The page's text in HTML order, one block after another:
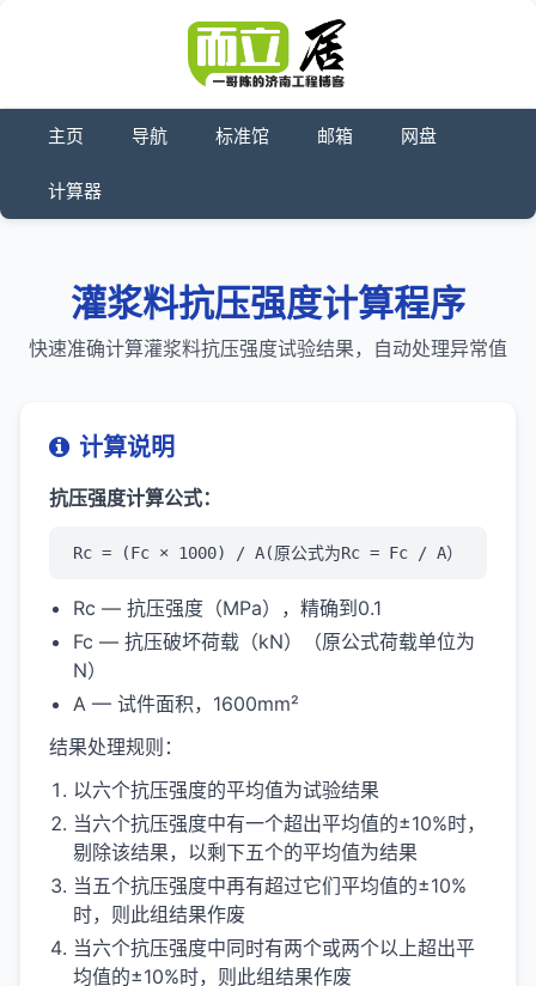
主页 导航 标准馆 邮箱 网盘
计算器
灌浆料抗压强度计算程序
快速准确计算灌浆料抗压强度试验结果，自动处理异常值
计算说明
抗压强度计算公式：
Rc = (Fc × 1000) / A(原公式为Rc = Fc / A）
Rc — 抗压强度（MPa），精确到0.1
Fc — 抗压破坏荷载（kN）（原公式荷载单位为
N）
A — 试件面积，1600mm²
结果处理规则：
以六个抗压强度的平均值为试验结果
当六个抗压强度中有一个超出平均值的±10%时，
剔除该结果，以剩下五个的平均值为结果
当五个抗压强度中再有超过它们平均值的±10%
时，则此组结果作废
当六个抗压强度中同时有两个或两个以上超出平
均值的±10%时，则此组结果作废